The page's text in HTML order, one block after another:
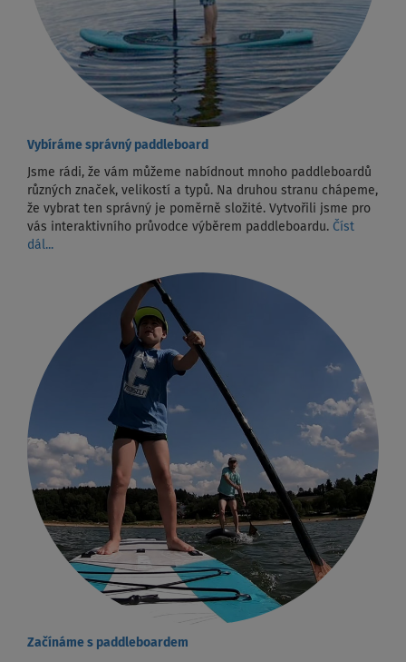
Vybíráme správný paddleboard
Jsme rádi, že vám můžeme nabídnout mnoho paddleboardů
různých značek, velikostí a typů. Na druhou stranu chápeme,
že vybrat ten správný je poměrně složité. Vytvořili jsme pro
vás interaktivního průvodce výběrem paddleboardu. Číst
dál...
Začínáme s paddleboardem